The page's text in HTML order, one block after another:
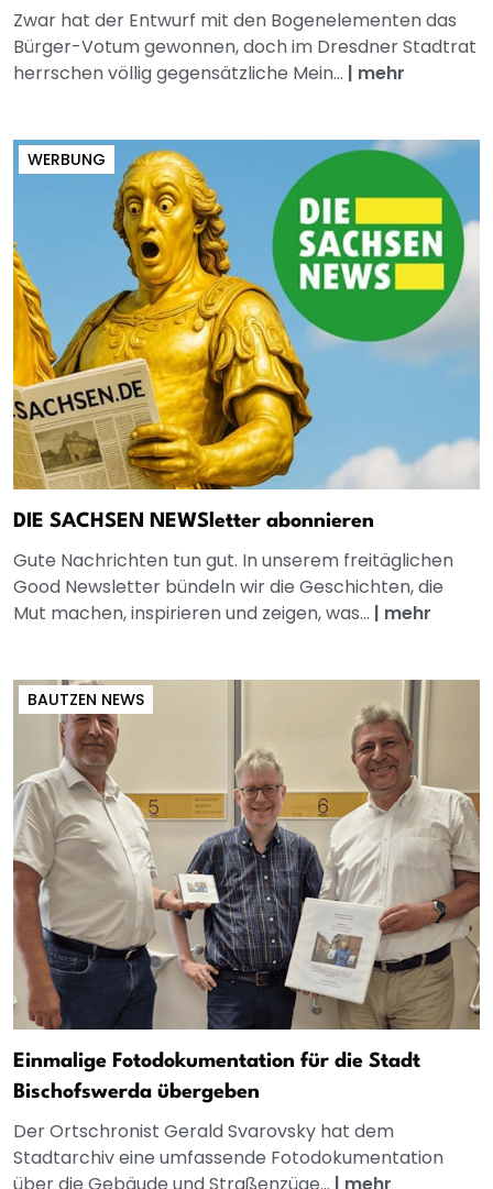
Zwar hat der Entwurf mit den Bogenelementen das
Bürger-Votum gewonnen, doch im Dresdner Stadtrat
herrschen völlig gegensätzliche Mein... | mehr
WERBUNG
DIE SACHSEN NEWSletter abonnieren
Gute Nachrichten tun gut. In unserem freitäglichen
Good Newsletter bündeln wir die Geschichten, die
Mut machen, inspirieren und zeigen, was... | mehr
BAUTZEN NEWS
Einmalige Fotodokumentation für die Stadt
Bischofswerda übergeben
Der Ortschronist Gerald Svarovsky hat dem
Stadtarchiv eine umfassende Fotodokumentation
über die Gebäude und Straßenzüge... | mehr